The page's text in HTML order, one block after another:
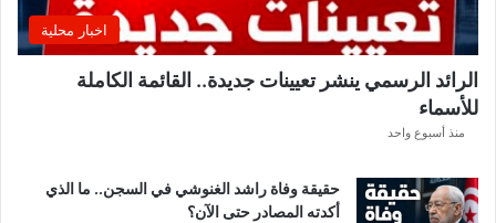
اخبار محلية
الرائد الرسمي ينشر تعيينات جديدة.. القائمة الكاملة
للأسماء
منذ أسبوع واحد
حقيقة وفاة راشد الغنوشي في السجن.. ما الذي
أكدته المصادر حتى الآن؟